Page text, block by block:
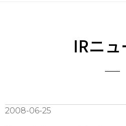
IRニュ
2008-06-25